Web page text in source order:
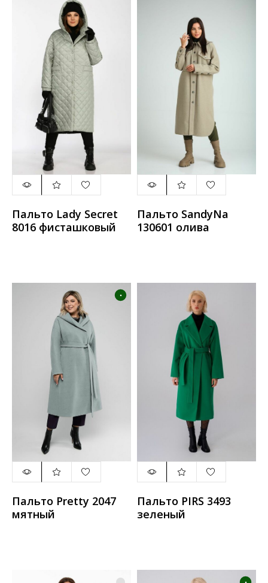
Пальто Lady Secret
8016 фисташковый
Пальто SandyNa
130601 олива
Пальто Pretty 2047
мятный
Пальто PIRS 3493
зеленый